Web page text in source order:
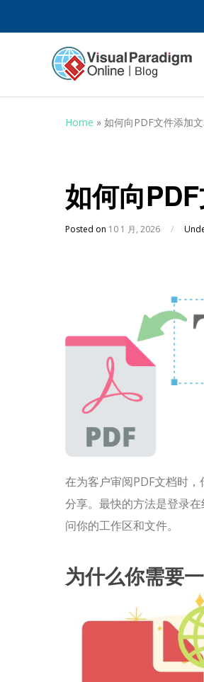
Home » 如何向PDF文件添加
如何向
Posted on 10 1 月, 2026 /
在为客户审阅PDF文档时
分享。最快的方法是登录在
问你的工作区和文件。
为什么你需要